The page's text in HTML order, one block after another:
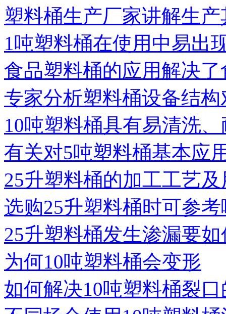
塑料桶生产厂家讲解生产
1吨塑料桶在使用中易出
食品塑料桶的应用解决
专家分析塑料桶设备结
10吨塑料桶具有易清洗
有关对5吨塑料桶基本应
25升塑料桶的加工工艺
选购25升塑料桶时可参
25升塑料桶发生渗漏要
为何10吨塑料桶会变形
如何解决10吨塑料桶裂